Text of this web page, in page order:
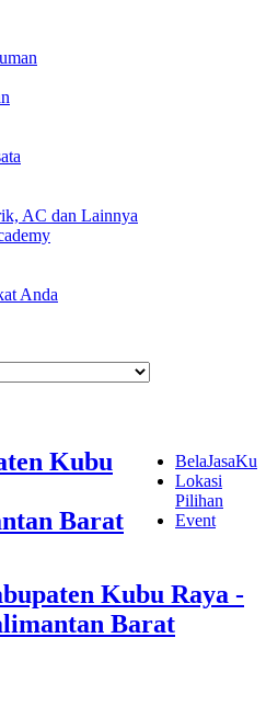
AC dan Lainnya
Anda
Kubu
Barat
BelaJasaKu
Lokasi
Pilihan
Event
Kubu Raya -
Barat